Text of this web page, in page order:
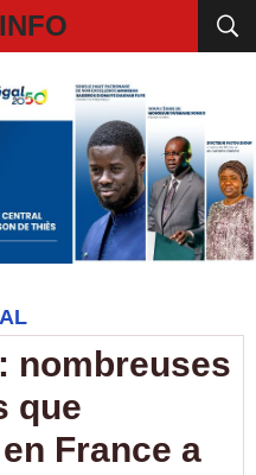
nombreuses
que
France a